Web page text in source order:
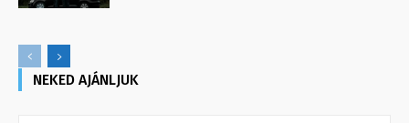
NEKED AJÁNLJUK